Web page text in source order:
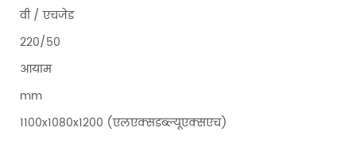
वी / एचजेड
220/50
आयाम
mm
1100x1080x1200 (एलएक्सडब्ल्यूएक्सएच)